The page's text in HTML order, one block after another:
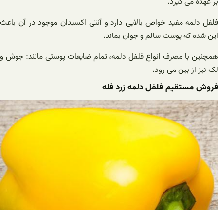
فلفل دلمه مفید خواص بالایی دارد و آنتی اکسیدان موجود در آن باعث
این شده که پوست سالم و جوان بماند.
همچنین با مصرف انواع فلفل دلمه، تمام ضایعات پوستی مانند: جوش و
لک نیز از بین می رود.
فروش مستقیم فلفل دلمه زرد فله